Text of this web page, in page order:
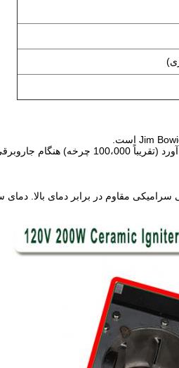
این روشن کننده سرامیکی جدید سریعتر
مقاوم در برابر دمای بالا.